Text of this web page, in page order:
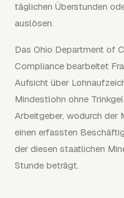
täglichen Überstunden
auslösen.
Das Ohio Department of
Compliance bearbeitet
Aufsicht über
Mindestlohn ohne
Arbeitgeber, wodurch
einen erfassten
der diesen staatlichen
Stunde beträgt.